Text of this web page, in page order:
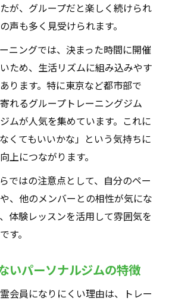
が、グループだと楽しく続けられ
声も多く見受けられます。
ニングでは、決まった時間に開催
ため、生活リズムに組み込みやす
ります。特に東京など都市部で
れるグループトレーニングジム
ムが人気を集めています。これに
くてもいいかな」という気持ちに
上につながります。
ではの注意点として、自分のペー
、他のメンバーとの相性が気にな
体験レッスンを活用して雰囲気を
す。
いパーソナルジムの特徴
会員になりにくい理由は、トレー